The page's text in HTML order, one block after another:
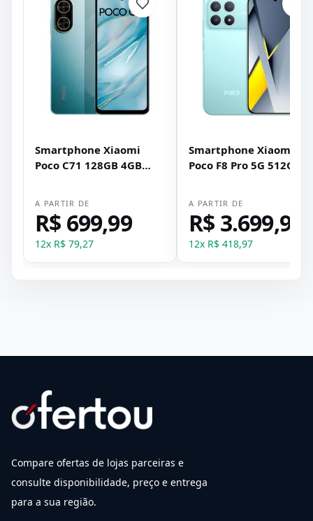
Smartphone Xiaomi
Poco C71 128GB 4GB
A PARTIR DE
R$ 699,99
12x R$ 79,27
Smartphone Xiaomi
Poco F8 Pro 5G 512GB
A PARTIR DE
R$ 3.699,99
12x R$ 418,97
Compare ofertas de lojas parceiras e
consulte disponibilidade, preço e entrega
para a sua região.